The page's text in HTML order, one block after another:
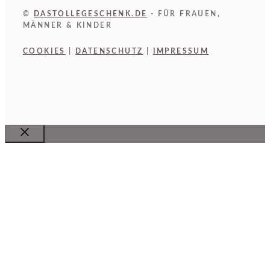
© DASTOLLEGESCHENK.DE
- FÜR FRAUEN,
MÄNNER & KINDER
COOKIES DATENSCHUTZ IMPRESSUM